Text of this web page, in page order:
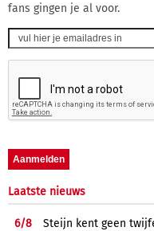
fans gingen je al voor.
Laatste nieuws
6/8
Steijn kent geen